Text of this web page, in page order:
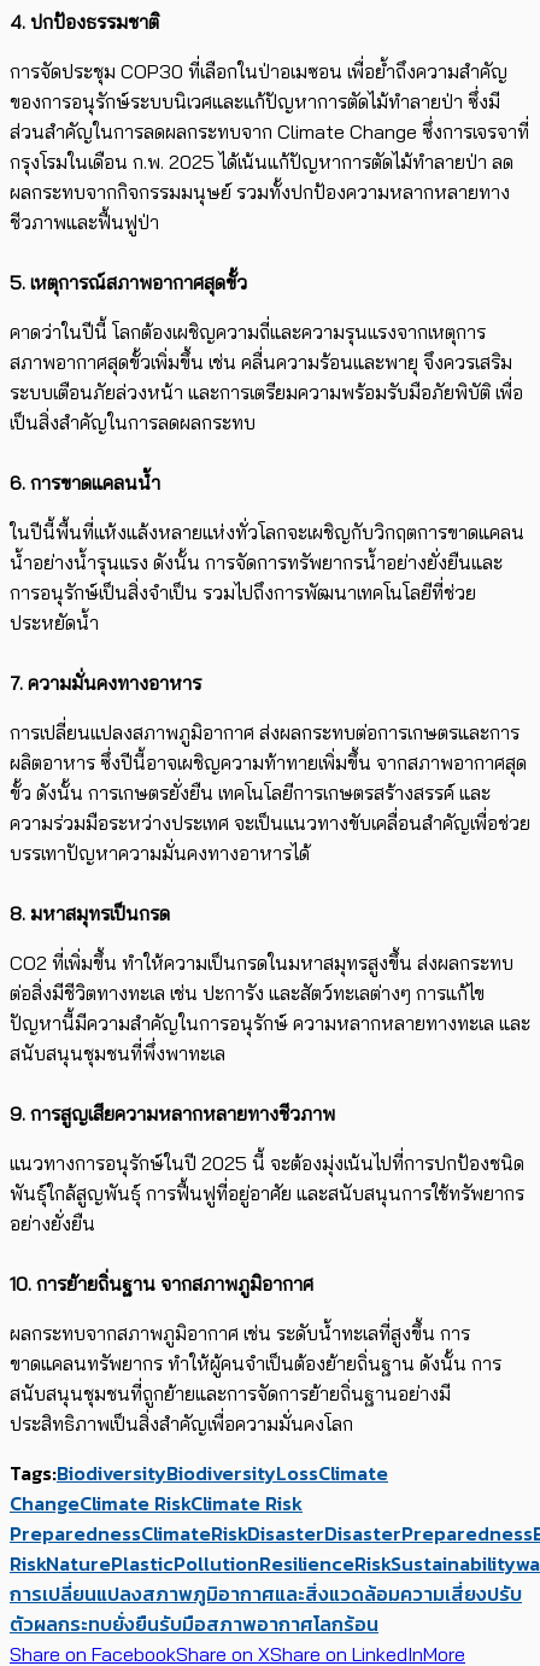
4. ปกป้องธรรมชาติ
การจัดประชุม COP30 ที่เลือกในป่าอเมซอน เพื่อย้ำถึงความสำคัญ
ของการอนุรักษ์ระบบนิเวศและแก้ปัญหาการตัดไม้ทำลายป่า ซึ่งมี
ส่วนสำคัญในการลดผลกระทบจาก Climate Change ซึ่งการเจรจาที่
กรุงโรมในเดือน ก.พ. ​2025 ​ได้เน้นแก้ปัญหาการตัดไม้ทำลายป่า ลด
ผลกระทบจากกิจกรรมมนุษย์ รวมทั้งปกป้องความหลากหลายทาง
ชีวภาพและฟื้นฟูป่า
5. เหตุการณ์สภาพอากาศสุดขั้ว
คาดว่าในปีนี้ โลกต้องเผชิญความถี่และความรุนแรงจากเหตุการ
สภาพอากาศสุดขั้วเพิ่มขึ้น เช่น คลื่นความร้อนและพายุ จึงควรเสริม
ระบบเตือนภัยล่วงหน้า และการเตรียมความพร้อมรับมือภัยพิบัติ เพื่อ​
เป็นสิ่งสำคัญในการลดผลกระทบ
6. การขาดแคลนน้ำ
ในปีนี้พื้นที่แห้งแล้งหลายแห่งทั่วโลกจะเผชิญกับวิกฤตการขาดแคลน
น้ำอย่างน้ำรุนแรง ดังนั้น การจัดการทรัพยากรน้ำอย่างยั่งยืนและ
การอนุรักษ์เป็นสิ่งจำเป็น รวมไปถึงการพัฒนาเทคโนโลยีที่ช่วย
ประหยัดน้ำ
7. ความมั่นคงทางอาหาร
การเปลี่ยนแปลงสภาพภูมิอากาศ ส่งผลกระทบต่อการเกษตรและการ
ผลิตอาหาร ซึ่งปีนี้​อาจเผชิญ​ความท้าทายเพิ่มขึ้น จากสภาพอากาศสุด
ขั้ว ดังนั้น การเกษตรยั่งยืน เทคโนโลยีการเกษตรสร้างสรรค์ และ
ความร่วมมือระหว่างประเทศ จะเป็นแนวทางขับเคลื่อนสำคัญเพื่อช่วย
บรรเทาปัญหาความมั่นคงทางอาหารได้
8. มหาสมุทรเป็นกรด
CO2 ที่เพิ่มขึ้น ทำให้ความเป็นกรดในมหาสมุทรสูงขึ้น ส่งผลกระทบ
ต่อสิ่งมีชีวิตทางทะเล เช่น ปะการัง และสัตว์ทะเลต่างๆ การแก้ไข
ปัญหานี้มีความสำคัญในการอนุรักษ์ ความหลากหลายทางทะเล และ
สนับสนุนชุมชนที่พึ่งพาทะเล
9. การสูญเสียความหลากหลายทางชีวภาพ
แนวทางการอนุรักษ์ในปี 2025 นี้ จะต้องมุ่งเน้นไปที่การปกป้องชนิด
พันธุ์ใกล้สูญพันธุ์ การฟื้นฟูที่อยู่อาศัย และสนับสนุนการใช้ทรัพยากร
อย่างยั่งยืน
10. การย้ายถิ่นฐาน จากสภาพภูมิอากาศ
ผลกระทบจากสภาพภูมิอากาศ เช่น ระดับน้ำทะเลที่สูงขึ้น การ
ขาดแคลนทรัพยากร ทำให้ผู้คนจำเป็นต้องย้ายถิ่นฐาน ดังนั้น การ
สนับสนุนชุมชนที่ถูกย้ายและการจัดการย้ายถิ่นฐานอย่างมี
ประสิทธิภาพเป็นสิ่งสำคัญเพื่อความมั่นคงโลก
Tags:BiodiversityBiodiversityLossClimate
ChangeClimate RiskClimate Risk
PreparednessClimateRiskDisasterDisasterPreparedness
RiskNaturePlasticPollutionResilienceRiskSustainability
การเปลี่ยนแปลงสภาพภูมิอากาศและสิ่งแวดล้อมความเสี่ยงปรับ
ตัวผลกระทบยั่งยืนรับมือสภาพอากาศโลกร้อน
Share on FacebookShare on XShare on LinkedInMore